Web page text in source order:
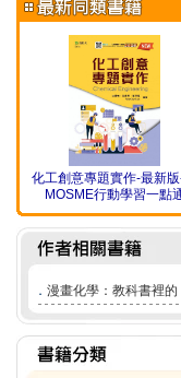
化工創意專題實作-最新
MOSME行動學習一點
． 漫畫化學：教科書裡的